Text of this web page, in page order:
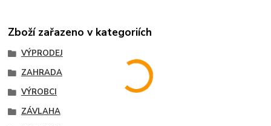
Zboží zařazeno v kategoriích
VÝPRODEJ
ZAHRADA
VÝROBCI
ZÁVLAHA